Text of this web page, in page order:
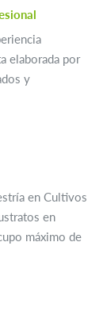
elaborada por
y
en Cultivos
en
máximo de